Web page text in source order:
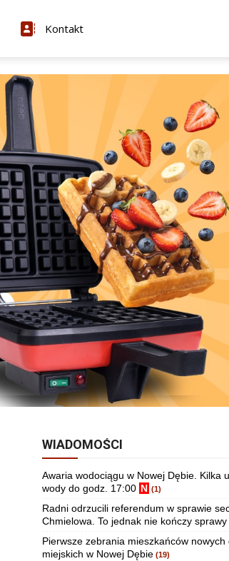
Kontakt
WIADOMOŚCI
Awaria wodociągu w Nowej Dębie. Kilka
wody do godz. 17:00 N (1)
Radni odrzucili referendum w sprawie
Chmielowa. To jednak nie kończy sprawy
Pierwsze zebrania mieszkańców nowych
miejskich w Nowej Dębie (19)